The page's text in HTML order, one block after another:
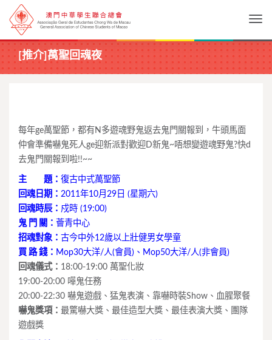
[推介]萬聖回魂夜
每年ge萬聖節，都有N多遊魂野鬼返去鬼門關報到，牛頭馬面
仲會準備嚇鬼死人ge迎新派對歡迎D新鬼~唔想變遊魂野鬼?快d
去鬼門關報到啦!!~~
主 題： 復古中式萬聖節
回魂日期： 2011年10月29日 (星期六)
回魂時辰： 戍時 (19:00)
鬼 門 關： 薈青中心
招魂對象： 古今中外12歲以上壯健男女學童
買 路 錢： Mop30大洋/人(會員)、Mop50大洋/人(非會員)
回魂儀式： 18:00-19:00 萬聖化妝
19:00-20:00 嘩鬼任務
20:00-22:30 嚇鬼遊戲、猛鬼表演、靠嚇時裝Show、血腥聚餐
嚇鬼獎項： 最驚嚇大獎、最佳造型大獎、最佳表演大獎、團隊
遊戲獎